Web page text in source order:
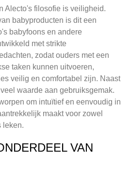
Alecto's filosofie is veiligheid.
babyproducten is dit een
babyfoons en andere
met strikte
zodat ouders met een
taken kunnen uitvoeren,
veilig en comfortabel zijn. Naast
waarde aan gebruiksgemak.
om intuïtief en eenvoudig in
maakt voor zowel
leken.
VAN